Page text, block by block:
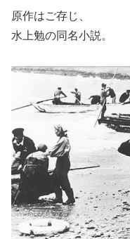
原作はご存じ、
水上勉の同名小説。